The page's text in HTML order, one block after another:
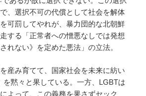
、選択不可の代償として社会を解体
可罰してやれが、暴力団的な北朝鮮
する「正常者への憎悪なしでは発想
れない》を定めた悪法」の立法。
産み育てて、国家社会を未来に紡い
を黙々と果している。一方、LGBTは
よって、この義務を果さずセック